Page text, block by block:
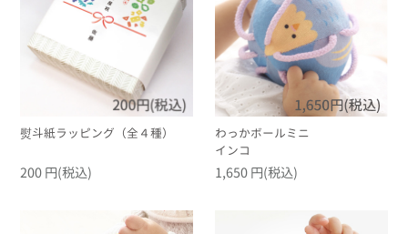
熨斗紙ラッピング（全４種）
200 円(税込)
わっかボールミニ
インコ
1,650 円(税込)